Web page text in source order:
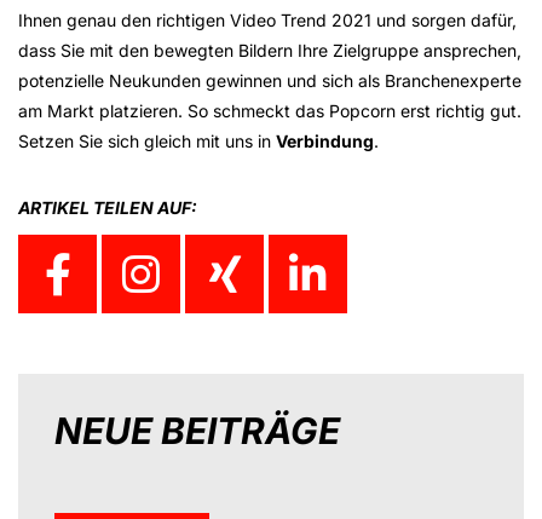
Ihnen genau den richtigen Video Trend 2021 und sorgen dafür,
dass Sie mit den bewegten Bildern Ihre Zielgruppe ansprechen,
potenzielle Neukunden gewinnen und sich als Branchenexperte
am Markt platzieren. So schmeckt das Popcorn erst richtig gut.
Setzen Sie sich gleich mit uns in Verbindung.
ARTIKEL TEILEN AUF:
NEUE BEITRÄGE